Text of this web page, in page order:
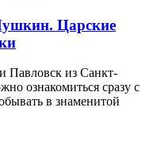
Царские
Павловск из Санкт-
ознакомиться сразу с
в знаменитой